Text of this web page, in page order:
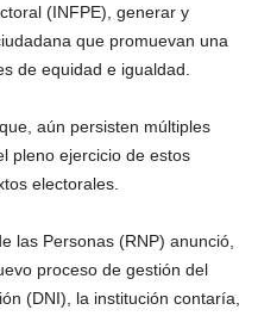
(INFPE), generar y
que promuevan una
de equidad e igualdad.
aún persisten múltiples
pleno ejercicio de estos
electorales.
las Personas (RNP) anunció,
proceso de gestión del
(DNI), la institución contaría,